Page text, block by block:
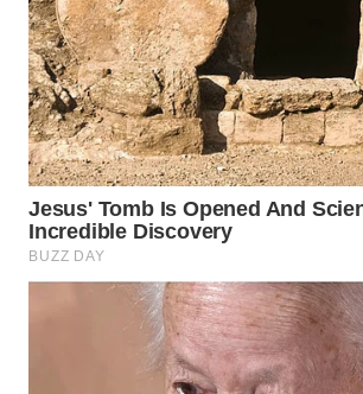
BOROBUDUR
WN
MADURA
WN
SURABAYA
WN